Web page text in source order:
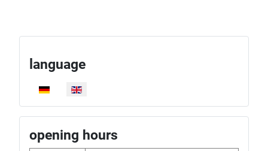
Select your language
language
opening hours